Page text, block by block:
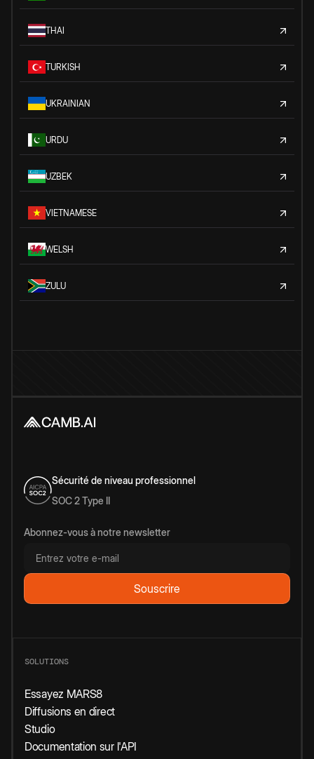
THAI
TURKISH
UKRAINIAN
URDU
UZBEK
VIETNAMESE
WELSH
ZULU
Sécurité de niveau professionnel
SOC 2 Type II
Abonnez-vous à notre newsletter
SOLUTIONS
Essayez MARS8
Diffusions en direct
Studio
Documentation sur l'API